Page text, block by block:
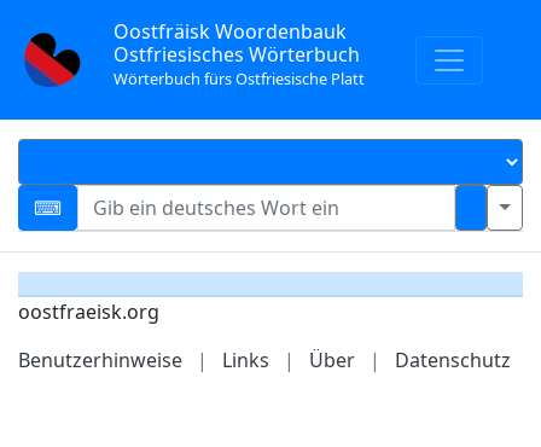
Oostfräisk Woordenbauk
Ostfriesisches Wörterbuch
Wörterbuch fürs Ostfriesische Platt
oostfraeisk.org
Benutzerhinweise
| Links | Über | Datenschutz